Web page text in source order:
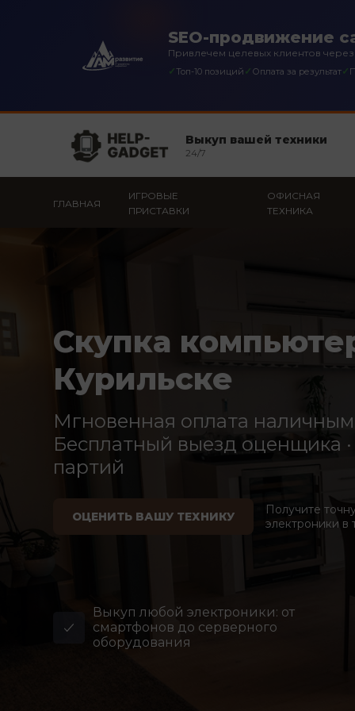
SEO-продвижение
Привлечем целевых клиентов
✓Топ-10 позиций ✓ Оплата за результат✓
Выкуп вашей техники
24/7
ГЛАВНАЯ
ИГРОВЫЕ
ПРИСТАВКИ
ОФИСНАЯ
ТЕХНИКА
Скупка
Курильске
Мгновенная оплата
Бесплатный выезд оценщика
партий
ОЦЕНИТЬ ВАШУ ТЕХНИКУ
Получите
электроники в
Выкуп любой электроники: от
смартфонов до серверного
оборудования